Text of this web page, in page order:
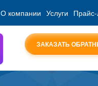
О компании Услуги Прайс-
ЗАКАЗАТЬ